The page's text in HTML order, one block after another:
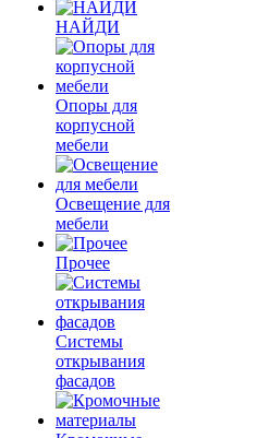
НАЙДИ
Опоры для
корпусной
мебели
Освещение для
мебели
Прочее
Системы
открывания
фасадов